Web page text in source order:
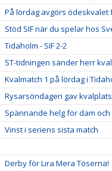
På lördag avgörs ödeskvalet
Stöd SIF när du spelar hos
Tidaholm - SIF 2-2
ST-tidningen sänder herr
Kvalmatch 1 på lördag i
Rysarsöndagen gav
Spännande helg för dam och
Vinst i seriens sista match
Derby för Lira Mera Töserna!